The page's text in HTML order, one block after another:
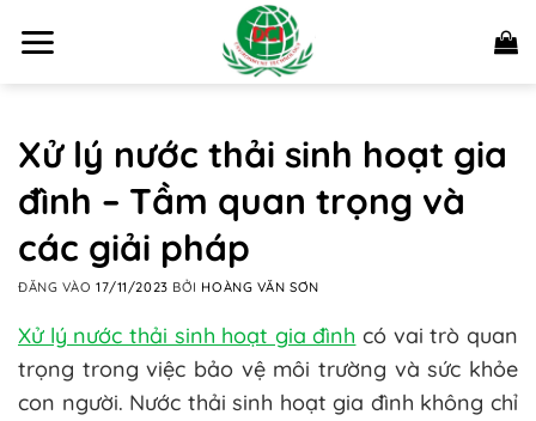
qua
Xử lý nước thải sinh hoạt gia
đình – Tầm quan trọng và
các giải pháp
ĐĂNG VÀO17/11/2023 BỞI HOÀNG VĂN SƠN
Xử lý nước thải sinh hoạt gia đình có vai trò quan
trọng trong việc bảo vệ môi trường và sức khỏe
con người. Nước thải sinh hoạt gia đình không chỉ